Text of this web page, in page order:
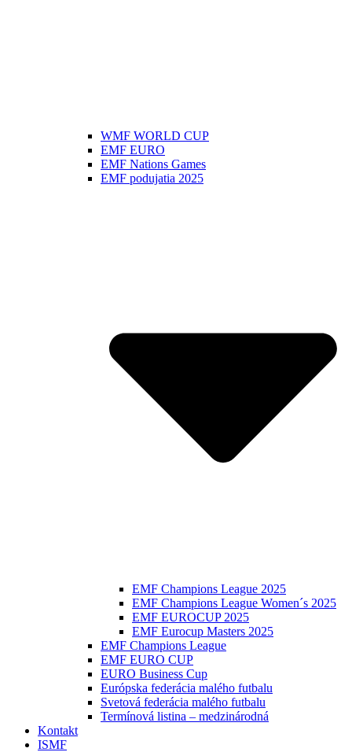
WMF WORLD CUP
EMF EURO
EMF Nations Games
EMF podujatia 2025
EMF Champions League 2025
EMF Champions League Women´s 2025
EMF EUROCUP 2025
EMF Eurocup Masters 2025
EMF Champions League
EMF EURO CUP
EURO Business Cup
Európska federácia malého futbalu
Svetová federácia malého futbalu
Termínová listina – medzinárodná
Kontakt
ISMF